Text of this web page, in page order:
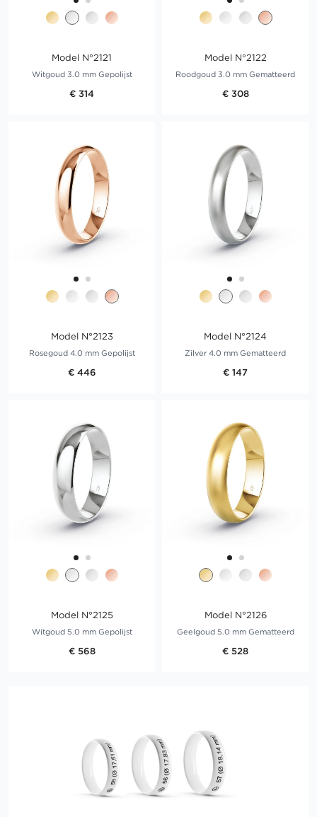
Model N°2121
Witgoud 3.0 mm Gepolijst
€ 314
Model N°2122
Roodgoud 3.0 mm Gematteerd
€ 308
Model N°2123
Rosegoud 4.0 mm Gepolijst
€ 446
Model N°2124
Zilver 4.0 mm Gematteerd
€ 147
Model N°2125
Witgoud 5.0 mm Gepolijst
€ 568
Model N°2126
Geelgoud 5.0 mm Gematteerd
€ 528